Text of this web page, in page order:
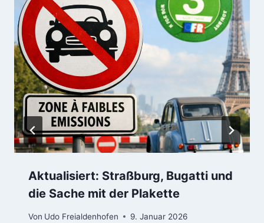
Aktualisiert: Straßburg, Bugatti und
die Sache mit der Plakette
Von Udo Freialdenhofen 9. Januar 2026